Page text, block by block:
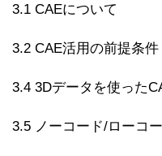
3.1 CAEについて
3.2 CAE活用の前提条件
3.4 3Dデータを使った
3.5 ノーコード/ローコ